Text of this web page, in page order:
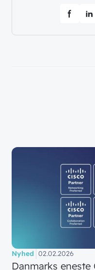
// LØSNINGER
Nyhed 02.02.2026
Danmarks eneste